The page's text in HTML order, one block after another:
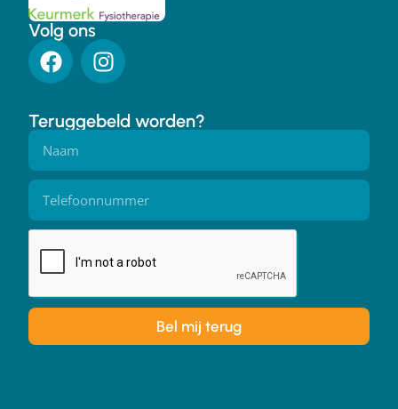
Volg ons
Teruggebeld worden?
Bel mij terug